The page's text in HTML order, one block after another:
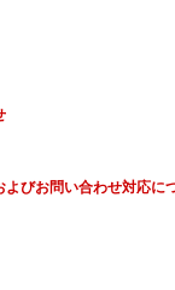
びお問い合わせ対応に